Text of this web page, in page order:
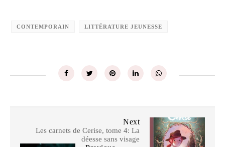
CONTEMPORAIN LITTÉRATURE JEUNESSE
Next
Les carnets de Cerise, tome 4: La
déesse sans visage